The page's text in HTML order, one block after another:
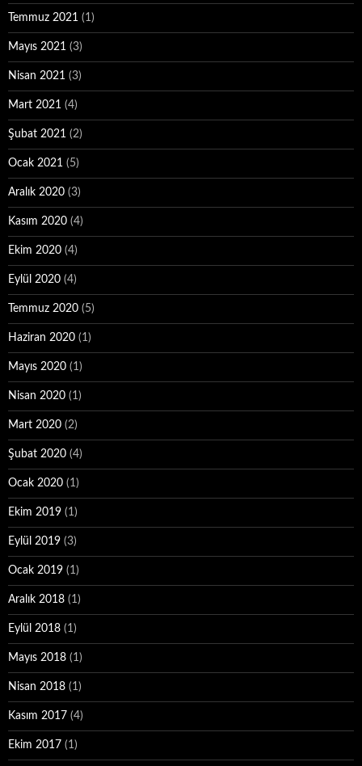
Temmuz 2021 (1)
Mayıs 2021 (3)
Nisan 2021 (3)
Mart 2021 (4)
Şubat 2021 (2)
Ocak 2021 (5)
Aralık 2020 (3)
Kasım 2020 (4)
Ekim 2020 (4)
Eylül 2020 (4)
Temmuz 2020 (5)
Haziran 2020 (1)
Mayıs 2020 (1)
Nisan 2020 (1)
Mart 2020 (2)
Şubat 2020 (4)
Ocak 2020 (1)
Ekim 2019 (1)
Eylül 2019 (3)
Ocak 2019 (1)
Aralık 2018 (1)
Eylül 2018 (1)
Mayıs 2018 (1)
Nisan 2018 (1)
Kasım 2017 (4)
Ekim 2017 (1)